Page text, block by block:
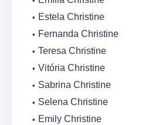
Estela Christine
Fernanda Christine
Teresa Christine
Vitória Christine
Sabrina Christine
Selena Christine
Emily Christine